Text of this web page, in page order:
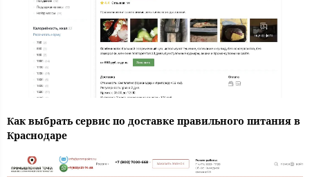
Как выбрать сервис по доставке правильного питания в
Краснодаре